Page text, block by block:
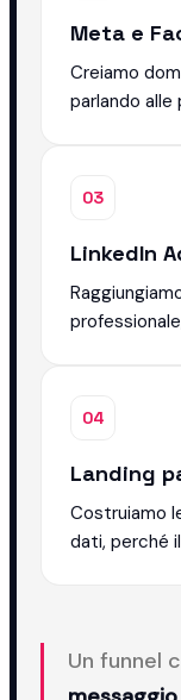
Meta e
Creiamo
parlando
03
LinkedIn
04
Landing
Costruiamo
dati, perché
Un funnel